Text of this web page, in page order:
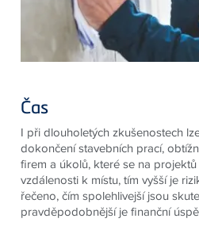
Čas
I při dlouholetých zkušenostech
dokončení stavebních prací,
firem a úkolů, které se na
vzdálenosti k místu, tím vyšší je
řečeno, čím spolehlivejší jsou
pravděpodobnější je finanční